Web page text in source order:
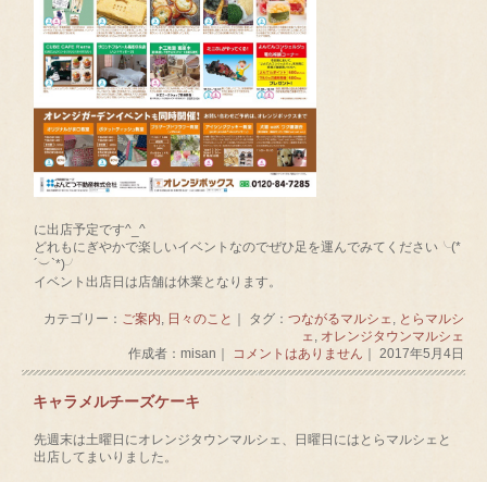
に出店予定です^_^
どれもにぎやかで楽しいイベントなのでぜひ足を運んでみてください╰(*
´︶`*)╯
イベント出店日は店舗は休業となります。
カテゴリー： ご案内, 日々のこと ｜ タグ： つながるマルシェ, とらマルシ
ェ, オレンジタウンマルシェ
作成者：misan｜ コメントはありません ｜ 2017年5月4日
キャラメルチーズケーキ
先週末は土曜日にオレンジタウンマルシェ、日曜日にはとらマルシェと
出店してまいりました。